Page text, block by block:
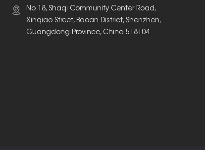
No.18, Shaqi Community Center Road,
Xinqiao Street, Baoan District, Shenzhen,
Guangdong Province, China 518104